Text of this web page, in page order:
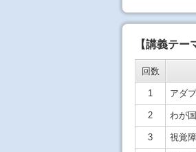
【講義テー
回数
1 アダ
2 わが
3 視覚